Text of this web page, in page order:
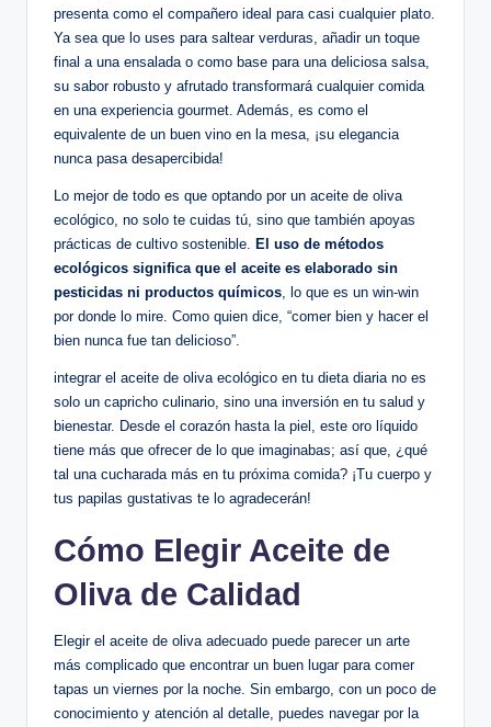
presenta como el compañero ideal para casi cualquier plato.
Ya sea que lo uses para saltear verduras, añadir un toque
final a una ensalada o como base para una deliciosa salsa,
su sabor robusto y afrutado transformará cualquier comida
en una experiencia gourmet. Además, es como el
equivalente de un buen vino en la mesa, ¡su elegancia
nunca pasa desapercibida!
Lo mejor de todo es que optando por un aceite de oliva
ecológico, no solo te cuidas tú, sino que también apoyas
prácticas de cultivo sostenible. El uso de métodos
ecológicos significa que el aceite es elaborado sin
pesticidas ni productos químicos, lo que es un win-win
por donde lo mire. Como quien dice, “comer bien y hacer el
bien nunca fue tan delicioso”.
integrar el aceite de oliva ecológico en tu dieta diaria no es
solo un capricho culinario, sino una inversión en tu salud y
bienestar. Desde el corazón hasta la piel, este oro líquido
tiene más que ofrecer de lo que imaginabas; así que, ¿qué
tal una cucharada más en tu próxima comida? ¡Tu cuerpo y
tus papilas gustativas te lo agradecerán!
Cómo Elegir Aceite de
Oliva de Calidad
Elegir el aceite de oliva adecuado puede parecer un arte
más complicado que encontrar un buen lugar para comer
tapas un viernes por la noche. Sin embargo, con un poco de
conocimiento y atención al detalle, puedes navegar por la